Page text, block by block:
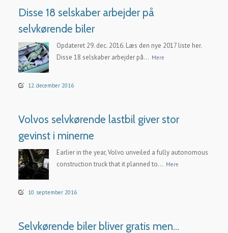
Disse 18 selskaber arbejder på
selvkørende biler
Opdateret 29. dec. 2016. Læs den nye 2017 liste her.
Disse 18 selskaber arbejder på... Mere
12. december 2016
Volvos selvkørende lastbil giver stor
gevinst i minerne
Earlier in the year, Volvo unveiled a fully autonomous
construction truck that it planned to... Mere
10. september 2016
Selvkørende biler bliver gratis men…